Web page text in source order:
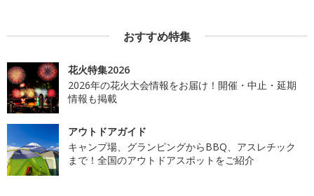
おすすめ特集
花火特集2026
2026年の花火大会情報をお届け！開催・中止・延期
情報も掲載
アウトドアガイド
キャンプ場、グランピングからBBQ、アスレチック
まで！全国のアウトドアスポットをご紹介